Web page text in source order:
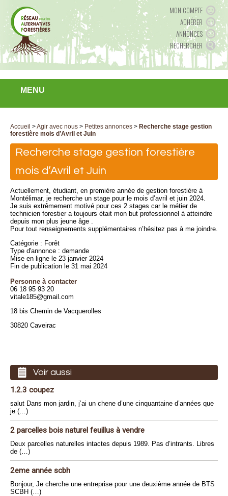
MON COMPTE
ADHÉRER
ANNONCES
RECHERCHER
MENU
Accueil >Agir avec nous > Petites annonces > Recherche stage gestion
forestière mois d’Avril et Juin
Recherche stage gestion forestière
mois d’Avril et Juin
Actuellement, étudiant, en première année de gestion forestière à
Montélimar, je recherche un stage pour le mois d’avril et juin 2024.
Je suis extrêmement motivé pour ces 2 stages car le métier de
technicien forestier a toujours était mon but professionnel à atteindre
depuis mon plus jeune âge .
Pour tout renseignements supplémentaires n’hésitez pas à me joindre.
Catégorie : Forêt
Type d'annonce : demande
Mise en ligne le 23 janvier 2024
Fin de publication le 31 mai 2024
Personne à contacter
06 18 95 93 20
vitale185@gmail.com
18 bis Chemin de Vacquerolles
30820 Caveirac
Voir aussi
1.2.3 coupez
salut Dans mon jardin, j’ai un chene d’une cinquantaine d’années que
je (…)
2 parcelles bois naturel feuillus à vendre
Deux parcelles naturelles intactes depuis 1989. Pas d’intrants. Libres
de (…)
2eme année scbh
Bonjour, Je cherche une entreprise pour une deuxième année de BTS
SCBH (…)